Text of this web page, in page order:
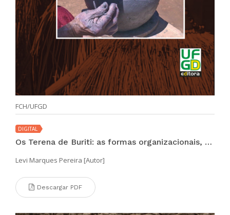
FCH/UFGD
DIGITAL
Os Terena de Buriti: as formas organizacionais, territorialização e representação da identidade étnica.
Levi Marques Pereira [Autor]
Descargar PDF